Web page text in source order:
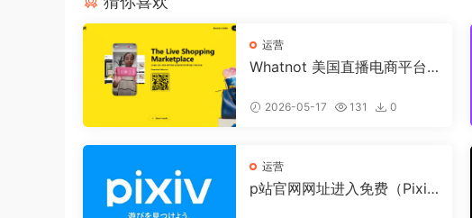
运营
Whatnot 美国直播电商平台
2026-05-17 131 0
运营
p站官网网址进入免费（Pixiv